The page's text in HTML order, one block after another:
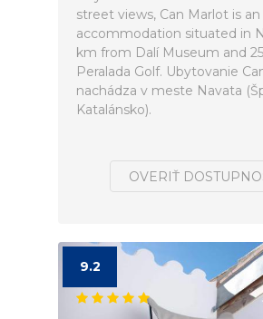
street views, Can Marlot is an
accommodation situated in
km from Dalí Museum and
Peralada Golf. Ubytovanie
nachádza v meste Navata
Katalánsko).
OVERIŤ
9.2